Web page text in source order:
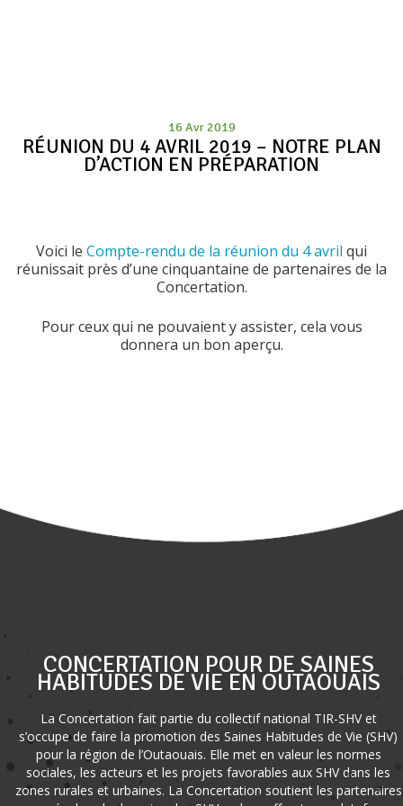
16 Avr 2019
RÉUNION DU 4 AVRIL 2019 – NOTRE PLAN
D’ACTION EN PRÉPARATION
Voici le Compte-rendu de la réunion du 4 avril qui
réunissait près d’une cinquantaine de partenaires de la
Concertation.
Pour ceux qui ne pouvaient y assister, cela vous
donnera un bon aperçu.
CONCERTATION POUR DE SAINES
HABITUDES DE VIE EN OUTAOUAIS
La Concertation fait partie du collectif national TIR-SHV et
s’occupe de faire la promotion des Saines Habitudes de Vie (SHV)
pour la région de l’Outaouais. Elle met en valeur les normes
sociales, les acteurs et les projets favorables aux SHV dans les
zones rurales et urbaines. La Concertation soutient les partenaires